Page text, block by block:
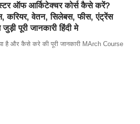
ऑफ आर्किटेक्चर कोर्स कैसे करें?
करियर, वेतन, सिलेबस, फीस, एंट्रेंस
जुड़ी पूरी जानकारी हिंदी मे
है और कैसे करे की पूरी जानकारी MArch Course